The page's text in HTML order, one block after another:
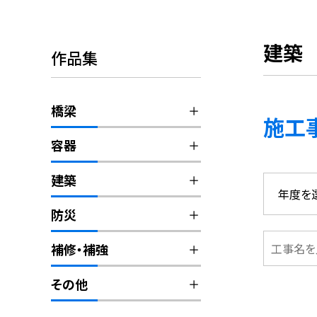
作品集
橋梁
容器
建築
防災
補修・補強
その他
建築
施工